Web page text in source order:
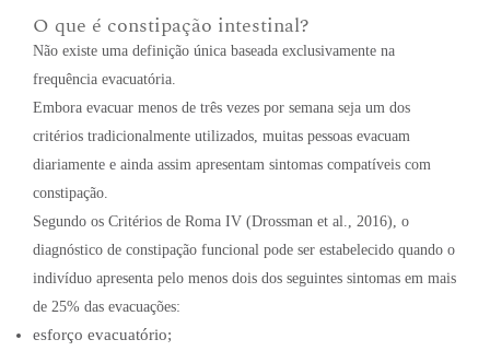
O que é constipação intestinal?
Não existe uma definição única baseada exclusivamente na
frequência evacuatória.
Embora evacuar menos de três vezes por semana seja um dos
critérios tradicionalmente utilizados, muitas pessoas evacuam
diariamente e ainda assim apresentam sintomas compatíveis com
constipação.
Segundo os Critérios de Roma IV (Drossman et al., 2016), o
diagnóstico de constipação funcional pode ser estabelecido quando o
indivíduo apresenta pelo menos dois dos seguintes sintomas em mais
de 25% das evacuações:
esforço evacuatório;